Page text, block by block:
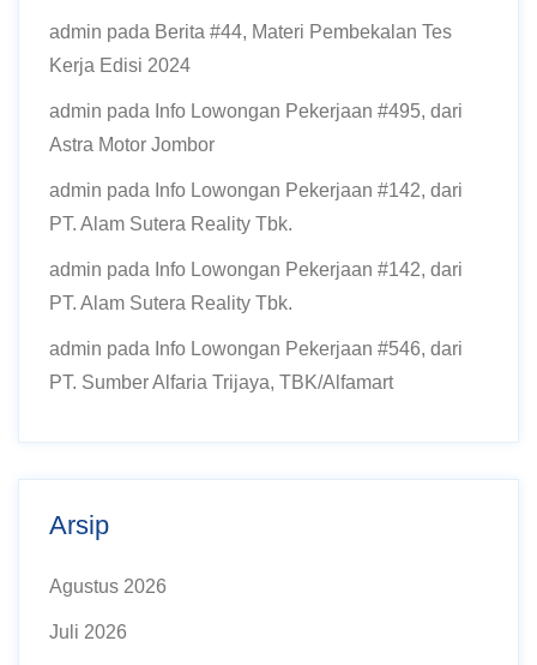
admin pada Berita #44, Materi Pembekalan Tes
Kerja Edisi 2024
admin pada Info Lowongan Pekerjaan #495, dari
Astra Motor Jombor
admin pada Info Lowongan Pekerjaan #142, dari
PT. Alam Sutera Reality Tbk.
admin pada Info Lowongan Pekerjaan #142, dari
PT. Alam Sutera Reality Tbk.
admin pada Info Lowongan Pekerjaan #546, dari
PT. Sumber Alfaria Trijaya, TBK/Alfamart
Arsip
Agustus 2026
Juli 2026